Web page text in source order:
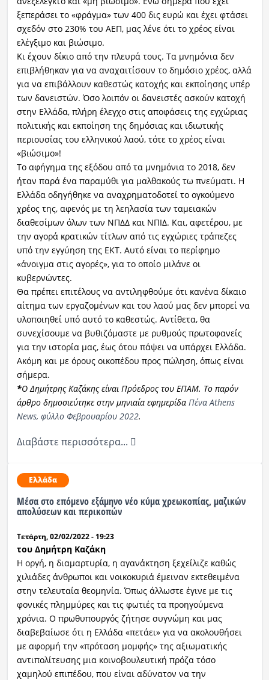
ξεπεράσει το «φράγμα» των 400 δις ευρώ και έχει φτάσει
σχεδόν στο 230% του ΑΕΠ, μας λένε ότι το χρέος είναι
ελέγξιμο και βιώσιμο.
Κι έχουν δίκιο από την πλευρά τους. Τα μνημόνια δεν
επιβλήθηκαν για να αναχαιτίσουν το δημόσιο χρέος, αλλά
για να επιβάλλουν καθεστώς κατοχής και εκποίησης υπέρ
των δανειστών. Όσο λοιπόν οι δανειστές ασκούν κατοχή
στην Ελλάδα, πλήρη έλεγχο στις αποφάσεις της εγχώριας
πολιτικής και εκποίηση της δημόσιας και ιδιωτικής
περιουσίας του ελληνικού λαού, τότε το χρέος είναι
«βιώσιμο»!
Το αφήγημα της εξόδου από τα μνημόνια το 2018, δεν
ήταν παρά ένα παραμύθι για μαλθακούς τω πνεύματι. Η
Ελλάδα οδηγήθηκε να αναχρηματοδοτεί το ογκούμενο
χρέος της, αφενός με τη λεηλασία των ταμειακών
διαθεσίμων όλων των ΝΠΔΔ και ΝΠΙΔ. Και, αφετέρου, με
την αγορά κρατικών τίτλων από τις εγχώριες τράπεζες
υπό την εγγύηση της ΕΚΤ. Αυτό είναι το περίφημο
«άνοιγμα στις αγορές», για το οποίο μιλάνε οι
κυβερνώντες.
Θα πρέπει επιτέλους να αντιληφθούμε ότι κανένα δίκαιο
αίτημα των εργαζομένων και του λαού μας δεν μπορεί να
υλοποιηθεί υπό αυτό το καθεστώς. Αντίθετα, θα
συνεχίσουμε να βυθιζόμαστε με ρυθμούς πρωτοφανείς
για την ιστορία μας, έως ότου πάψει να υπάρχει Ελλάδα.
Ακόμη και με όρους οικοπέδου προς πώληση, όπως είναι
σήμερα.
*Ο Δημήτρης Καζάκης είναι Πρόεδρος του ΕΠΑΜ. Το παρόν
άρθρο δημοσιεύτηκε στην μηνιαία εφημερίδα Πένα Athens
News, φύλλο Φεβρουαρίου 2022.
Διαβάστε περισσότερα...
Ελλάδα
Μέσα στο επόμενο εξάμηνο νέο κύμα χρεωκοπίας, μαζικών
απολύσεων και περικοπών
Τετάρτη, 02/02/2022 - 19:23
του Δημήτρη Καζάκη
Η οργή, η διαμαρτυρία, η αγανάκτηση ξεχείλιζε καθώς
χιλιάδες άνθρωποι και νοικοκυριά έμειναν εκτεθειμένα
στην τελευταία θεομηνία. Όπως άλλωστε έγινε με τις
φονικές πλημμύρες και τις φωτιές τα προηγούμενα
χρόνια. Ο πρωθυπουργός ζήτησε συγνώμη και μας
διαβεβαίωσε ότι η Ελλάδα «πετάει» για να ακολουθήσει
με αφορμή την «πρόταση μομφής» της αξιωματικής
αντιπολίτευσης μια κοινοβουλευτική πρόζα τόσο
χαμηλού επιπέδου, που είναι αδύνατον να την